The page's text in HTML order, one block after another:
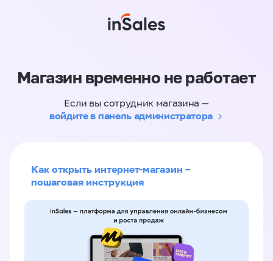
Магазин временно не работает
Если вы сотрудник магазина —
войдите в панель администратора
Как открыть интернет-магазин –
пошаговая инструкция